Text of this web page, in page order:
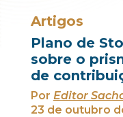
Artigos
Plano de
sobre o
de
Por Editor
23 de outubro